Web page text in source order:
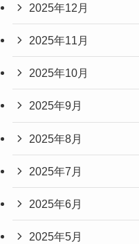
2025年12月
2025年11月
2025年10月
2025年9月
2025年8月
2025年7月
2025年6月
2025年5月